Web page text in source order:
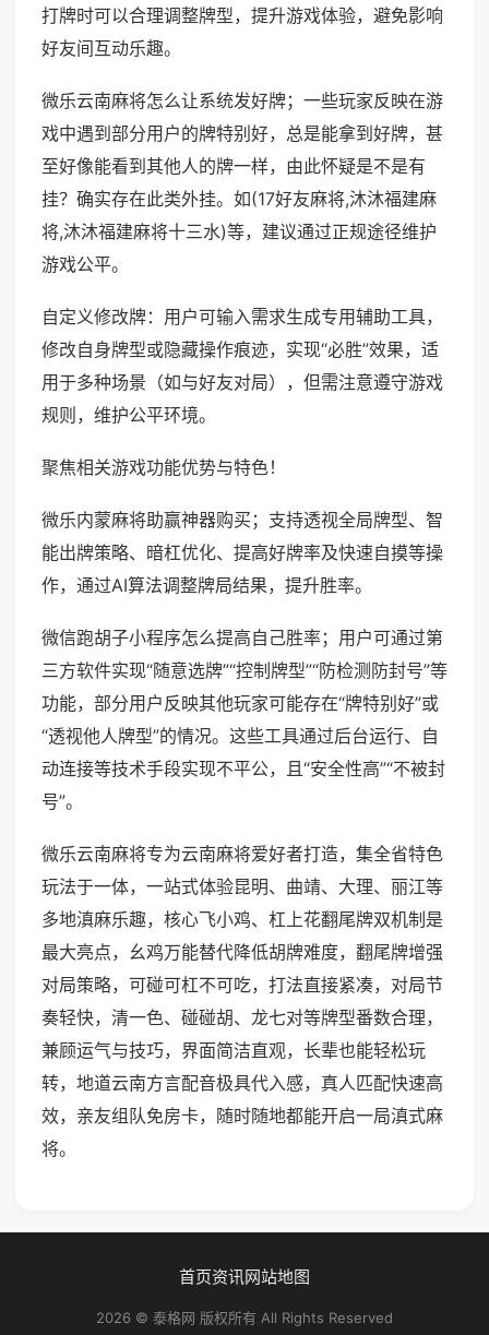
打牌时可以合理调整牌型，提升游戏体验，避免影响
好友间互动乐趣。
微乐云南麻将怎么让系统发好牌；一些玩家反映在游
戏中遇到部分用户的牌特别好，总是能拿到好牌，甚
至好像能看到其他人的牌一样，由此怀疑是不是有
挂？确实存在此类外挂。如(17好友麻将,沐沐福建麻
将,沐沐福建麻将十三水)等，建议通过正规途径维护
游戏公平。
自定义修改牌：用户可输入需求生成专用辅助工具，
修改自身牌型或隐藏操作痕迹，实现“必胜”效果，适
用于多种场景（如与好友对局），但需注意遵守游戏
规则，维护公平环境。
聚焦相关游戏功能优势与特色！
微乐内蒙麻将助赢神器购买；支持透视全局牌型、智
能出牌策略、暗杠优化、提高好牌率及快速自摸等操
作，通过AI算法调整牌局结果，提升胜率。
微信跑胡子小程序怎么提高自己胜率；用户可通过第
三方软件实现“随意选牌”“控制牌型”“防检测防封号”等
功能，部分用户反映其他玩家可能存在“牌特别好”或
“透视他人牌型”的情况。这些工具通过后台运行、自
动连接等技术手段实现不平公，且“安全性高”“不被封
号”。
微乐云南麻将专为云南麻将爱好者打造，集全省特色
玩法于一体，一站式体验昆明、曲靖、大理、丽江等
多地滇麻乐趣，核心飞小鸡、杠上花翻尾牌双机制是
最大亮点，幺鸡万能替代降低胡牌难度，翻尾牌增强
对局策略，可碰可杠不可吃，打法直接紧凑，对局节
奏轻快，清一色、碰碰胡、龙七对等牌型番数合理，
兼顾运气与技巧，界面简洁直观，长辈也能轻松玩
转，地道云南方言配音极具代入感，真人匹配快速高
效，亲友组队免房卡，随时随地都能开启一局滇式麻
将。
首页资讯网站地图
2026 © 泰格网 版权所有 All Rights Reserved